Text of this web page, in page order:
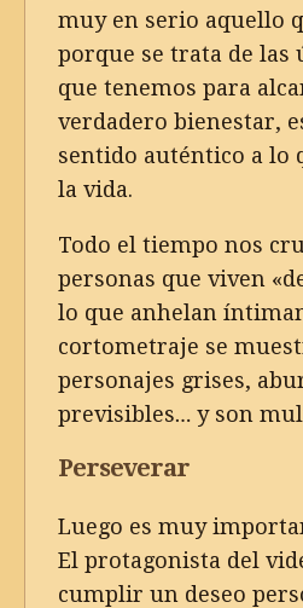
muy en serio aquello
porque se trata de las
que tenemos para
verdadero bienestar,
sentido auténtico a lo
la vida.
Todo el tiempo nos
personas que viven
lo que anhelan
cortometraje se
personajes grises,
previsibles… y son
Perseverar
Luego es muy
El protagonista del
cumplir un deseo